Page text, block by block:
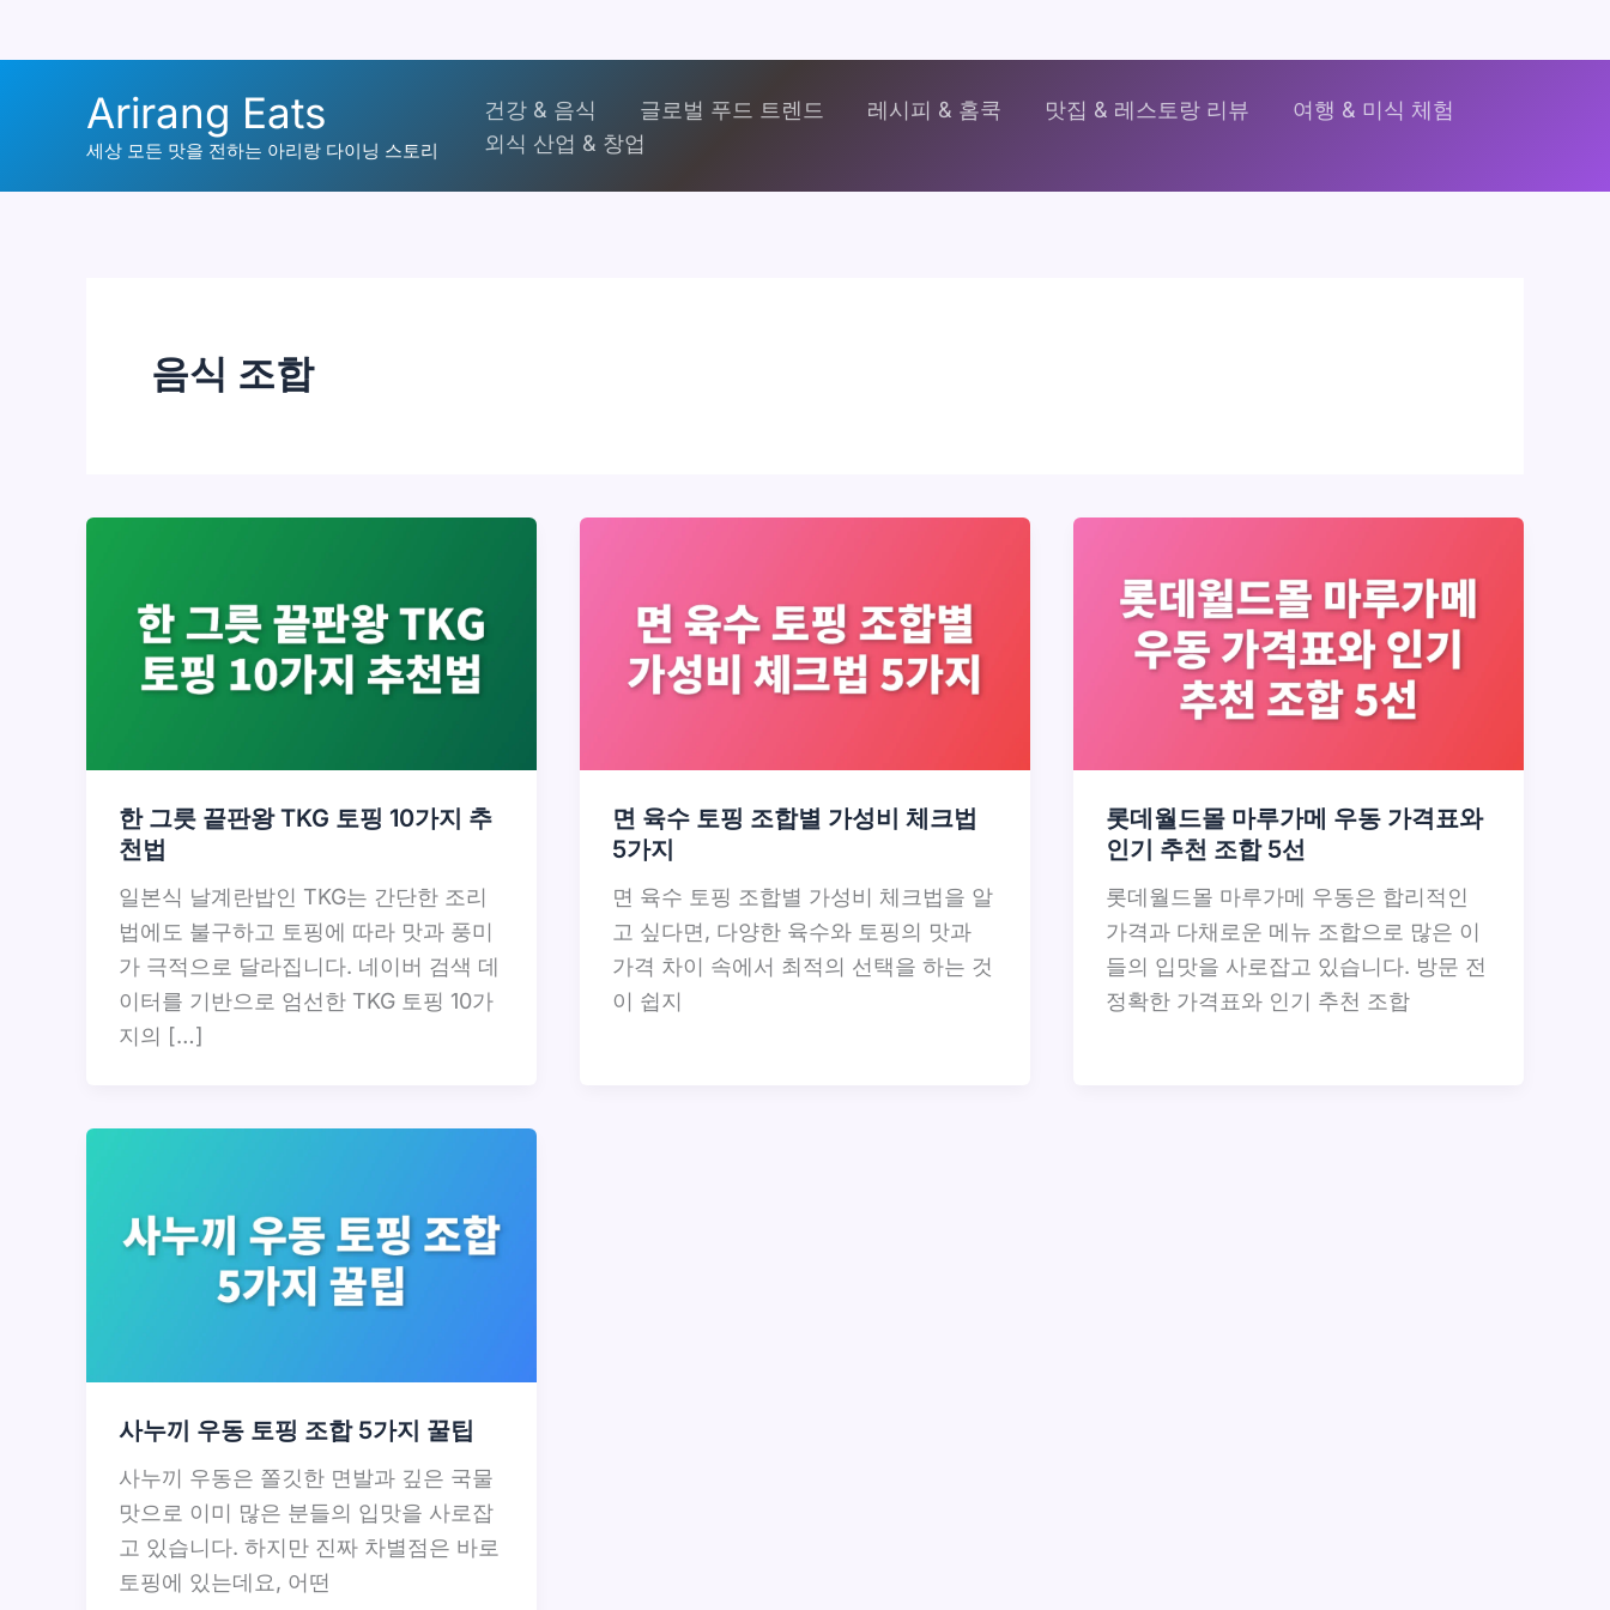
Arirang Eats
세상 모든 맛을 전하는 아리랑 다이닝 스토리
건강 & 음식 글로벌 푸드 트렌드 레시피 & 홈쿡 맛집 & 레스토랑 리뷰
여행 & 미식 체험
외식 산업 & 창업
음식 조합
한 그릇 끝판왕 TKG 토핑 10가지 추
천법
일본식 날계란밥인 TKG는 간단한 조리
법에도 불구하고 토핑에 따라 맛과 풍미
가 극적으로 달라집니다. 네이버 검색 데
이터를 기반으로 엄선한 TKG 토핑 10가
지의 […]
면 육수 토핑 조합별 가성비 체크법
5가지
면 육수 토핑 조합별 가성비 체크법을 알
고 싶다면, 다양한 육수와 토핑의 맛과
가격 차이 속에서 최적의 선택을 하는 것
이 쉽지
롯데월드몰 마루가메 우동 가격표와
인기 추천 조합 5선
롯데월드몰 마루가메 우동은 합리적인
가격과 다채로운 메뉴 조합으로 많은 이
들의 입맛을 사로잡고 있습니다. 방문 전
정확한 가격표와 인기 추천 조합
사누끼 우동 토핑 조합 5가지 꿀팁
사누끼 우동은 쫄깃한 면발과 깊은 국물
맛으로 이미 많은 분들의 입맛을 사로잡
고 있습니다. 하지만 진짜 차별점은 바로
토핑에 있는데요, 어떤